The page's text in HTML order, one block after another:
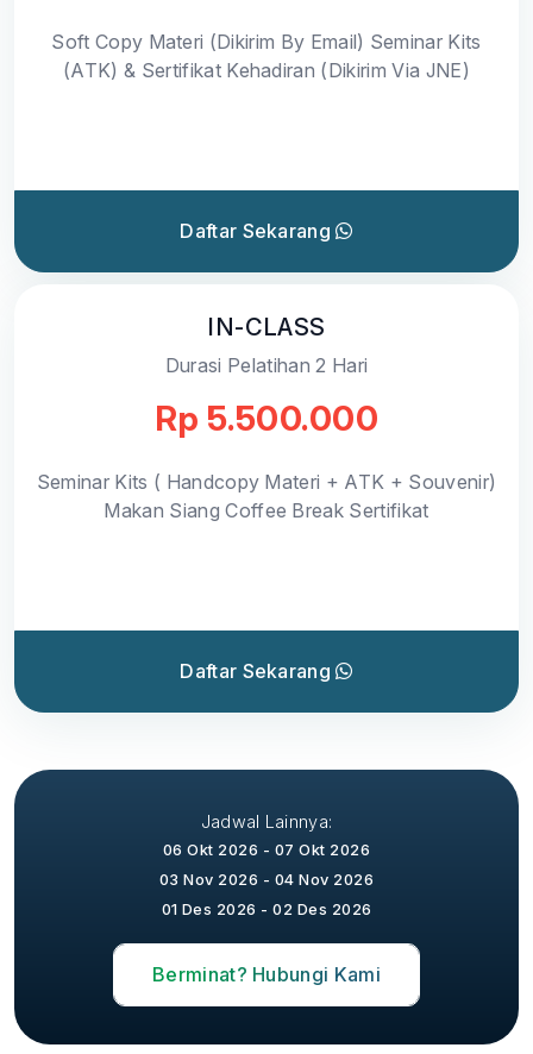
Soft Copy Materi (Dikirim By Email) Seminar Kits
(ATK) & Sertifikat Kehadiran (Dikirim Via JNE)
Daftar Sekarang
IN-CLASS
Durasi Pelatihan 2 Hari
Rp 5.500.000
Seminar Kits ( Handcopy Materi + ATK + Souvenir)
Makan Siang Coffee Break Sertifikat
Daftar Sekarang
Jadwal Lainnya:
06 Okt 2026 - 07 Okt 2026
03 Nov 2026 - 04 Nov 2026
01 Des 2026 - 02 Des 2026
Berminat? Hubungi Kami